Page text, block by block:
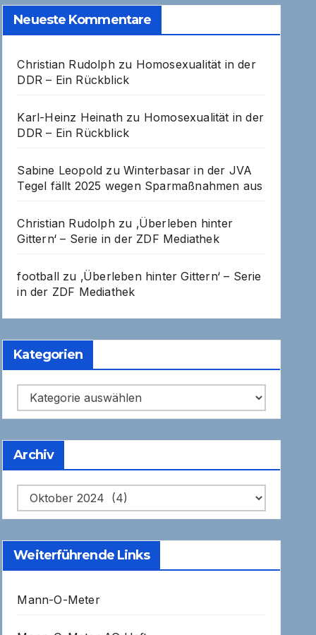
Neueste Kommentare
Christian Rudolphzu Homosexualität in der
DDR – Ein Rückblick
Karl-Heinz Heinathzu Homosexualität in der
DDR – Ein Rückblick
Sabine Leopold zu Winterbasar in der JVA
Tegel fällt 2025 wegen Sparmaßnahmen aus
Christian Rudolphzu ‚Überleben hinter
Gittern‘ – Serie in der ZDF Mediathek
footballzu ‚Überleben hinter Gittern‘ – Serie
in der ZDF Mediathek
Kategorien
Kategorien
Archiv
Archiv
Weiterführende Links
Mann-O-Meter